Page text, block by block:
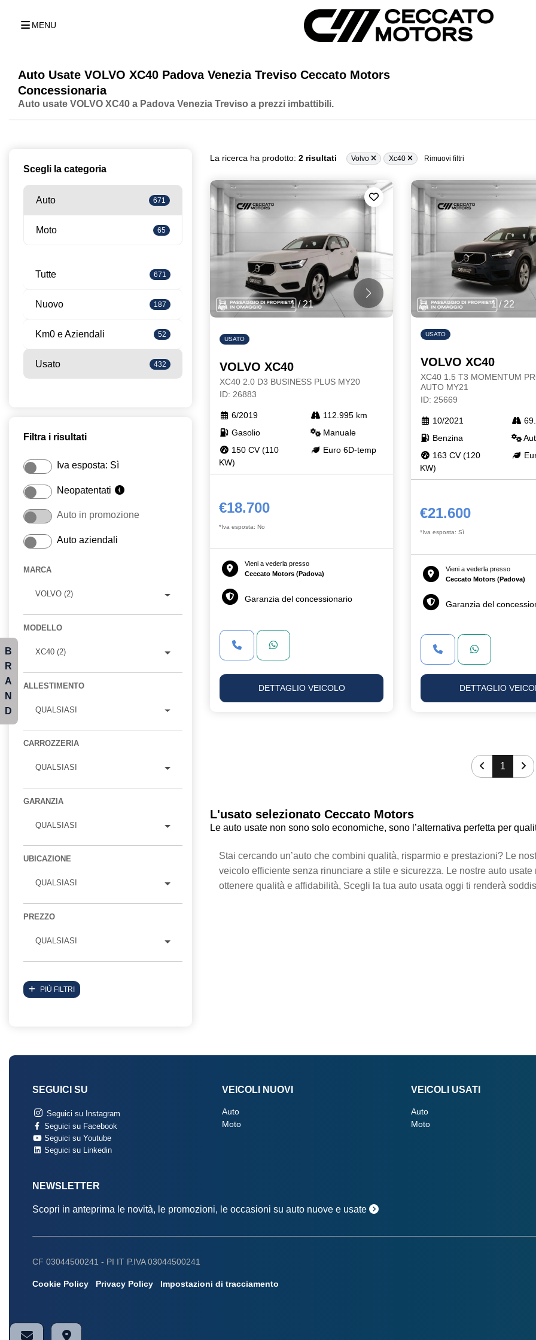
MENU
Auto Usate VOLVO XC40 Padova Venezia Treviso Ceccato Motors
Concessionaria
Auto usate VOLVO XC40 a Padova Venezia Treviso a prezzi imbattibili.
Scegli la categoria
Auto 671
Moto 65
Tutte 671
Nuovo 187
Km0 e Aziendali 52
Usato 432
Filtra i risultati
Iva esposta: Sì
Neopatentati
Auto in promozione
Auto aziendali
MARCA
VOLVO (2)
MODELLO
XC40 (2)
ALLESTIMENTO
QUALSIASI
CARROZZERIA
QUALSIASI
GARANZIA
QUALSIASI
UBICAZIONE
QUALSIASI
PREZZO
QUALSIASI
PIÙ FILTRI
La ricerca ha prodotto: 2 risultati Volvo Xc40 Rimuovi filtri
1/21
USATO
VOLVO XC40
XC40 2.0 D3 BUSINESS PLUS MY20
ID: 26883
6/2019
112.995 km
Gasolio
Manuale
150 CV (110
KW)
Euro 6D-temp
€18.700
*Iva esposta: No
Vieni a vederla presso
Ceccato Motors (Padova)
Garanzia del concessionario
DETTAGLIO VEICOLO
1 / 22
USATO
VOLVO XC40
XC40 1.5 T3 MOMENTUM
AUTO MY21
ID: 25669
10/2021
Benzina
163 CV (120
KW)
€21.600
*Iva esposta: Sì
Vieni a vederla presso
Ceccato Motors (Padova)
Garanzia del
DETTAGLIO
1
L'usato selezionato Ceccato Motors
Le auto usate non sono solo economiche, sono l’alternativa perfetta per
Stai cercando un’auto che combini qualità, risparmio e prestazioni? Le
veicolo efficiente senza rinunciare a stile e sicurezza. Le nostre auto
ottenere qualità e affidabilità, Scegli la tua auto usata oggi ti renderà
SEGUICI SU
Seguici su Instagram
Seguici su Facebook
Seguici su Youtube
Seguici su Linkedin
VEICOLI NUOVI
Auto
Moto
VEICOLI USATI
Auto
Moto
NEWSLETTER
Scopri in anteprima le novità, le promozioni, le occasioni su auto nuove e usate
CF 03044500241 - PI IT P.IVA 03044500241
Cookie Policy Privacy Policy Impostazioni di tracciamento
B
R
A
N
D